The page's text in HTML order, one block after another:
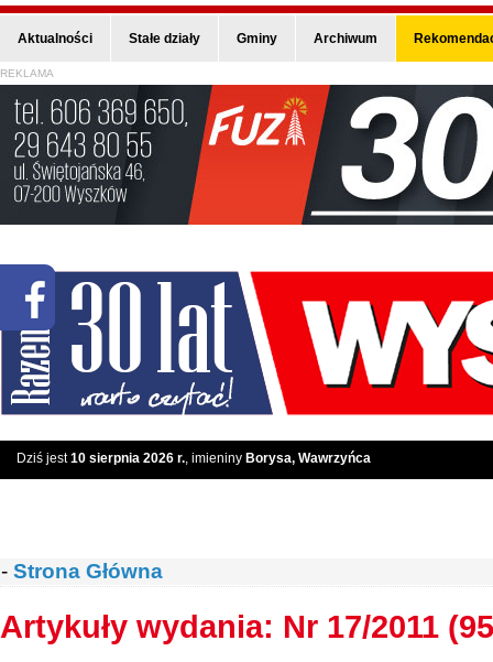
Aktualności Stałe działy Gminy Archiwum
REKLAMA
Dziś jest10 sierpnia 2026 r., imieniny Borysa, Wawrzyńca
- Strona Główna
Artykuły wydania: Nr 17/2011